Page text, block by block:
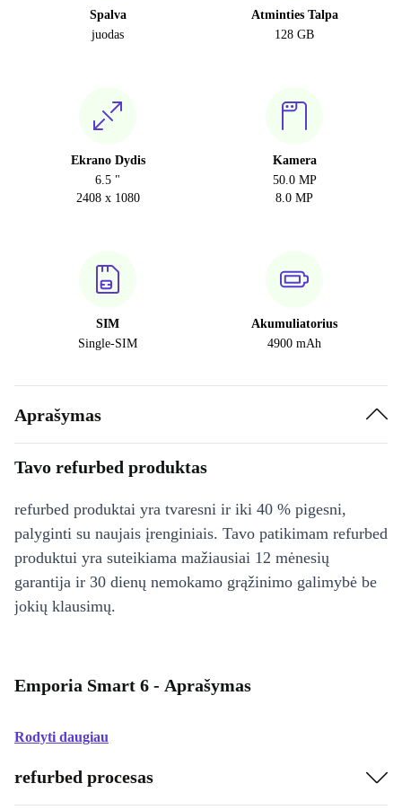
Spalva
juodas
Atminties Talpa
128 GB
Ekrano Dydis
6.5 "
2408 x 1080
Kamera
50.0 MP
8.0 MP
SIM
Single-SIM
Akumuliatorius
4900 mAh
Aprašymas
Tavo refurbed produktas
refurbed produktai yra tvaresni ir iki 40 % pigesni,
palyginti su naujais įrenginiais. Tavo patikimam refurbed
produktui yra suteikiama mažiausiai 12 mėnesių
garantija ir 30 dienų nemokamo grąžinimo galimybė be
jokių klausimų.
Emporia Smart 6 - Aprašymas
Rodyti daugiau
refurbed procesas